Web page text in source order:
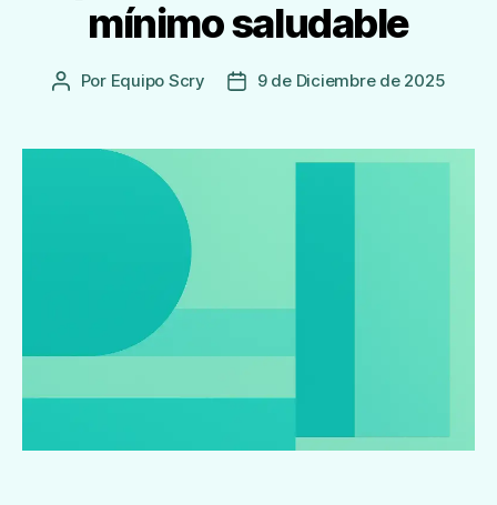
mínimo saludable
Autor
Entrada
Por Equipo Scry
Fecha9 de Diciembre de 2025